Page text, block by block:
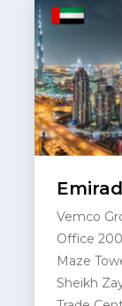
Vemco
Office
Maze
Sheikh